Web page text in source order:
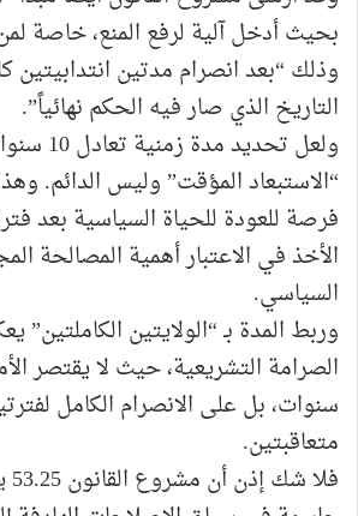
بحيث ​أدخل آلية لرفع المنع، خاصة
وذلك “بعد انصرام مدتين انتدابيتين
التاريخ الذي صار فيه الحكم نهائياً”.
​ولعل
“الاستبعاد المؤقت” وليس الدائم.
فرصة للعودة للحياة السياسية بعد
الأخذ في الاعتبار أهمية المصالحة
السياسي.
​وربط المدة بـ “الولايتين
الصرامة التشريعية، حيث لا يقتصر
سنوات، بل على الانصرام الكامل
متعاقبتين.